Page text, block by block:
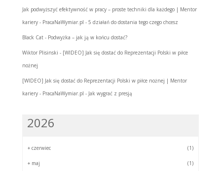
Jak podwyższyć efektywność w pracy – proste techniki dla każdego | Mentor
kariery - PracaNaWymiar.pl - 5 działań do dostania tego czego chcesz
Black Cat- Podwyżka – jak ją w końcu dostać?
Wiktor Plisinski - [WIDEO] Jak się dostać do Reprezentacji Polski w piłce
nożnej
[WIDEO] Jak się dostać do Reprezentacji Polski w piłce nożnej | Mentor
kariery - PracaNaWymiar.pl - Jak wygrać z presją
2026
+ czerwiec (1)
+ maj (1)